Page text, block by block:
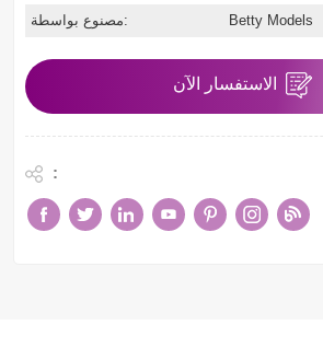
مصنوع بواسطة:
Betty Models
الاستفسار الآن
: